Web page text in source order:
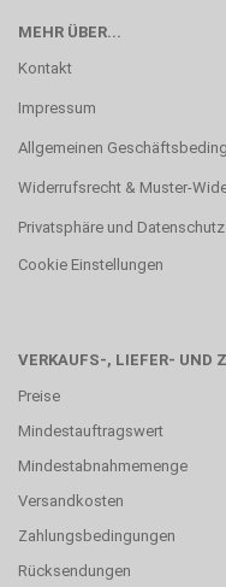
MEHR ÜBER...
Kontakt
Impressum
Allgemeinen
Widerrufsrecht & Muster-
Privatsphäre und Datenschutz
Cookie Einstellungen
VERKAUFS-, LIEFER- UND
Preise
Mindestauftragswert
Mindestabnahmemenge
Versandkosten
Zahlungsbedingungen
Rücksendungen